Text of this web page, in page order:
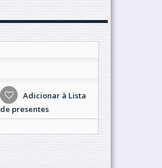
Adicionar à Lista
de presentes